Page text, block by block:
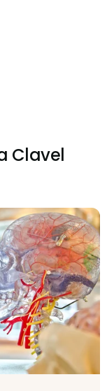
Clavel